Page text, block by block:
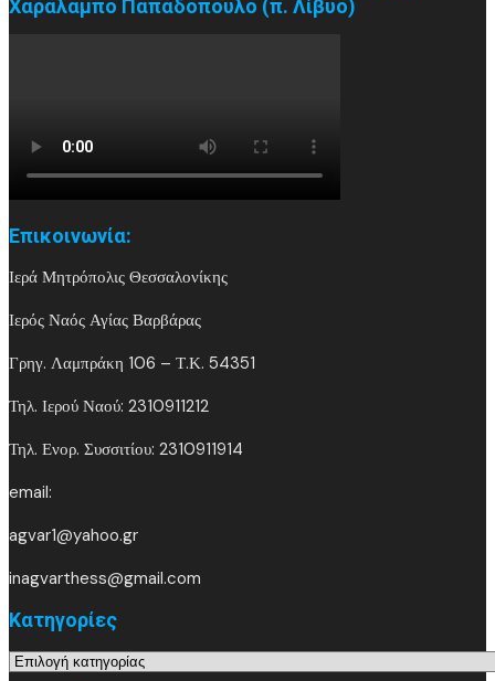
Χαράλαμπο Παπαδόπουλο (π. Λίβυο)
Επικοινωνία:
Ιερά Μητρόπολις Θεσσαλονίκης
Ιερός Ναός Αγίας Βαρβάρας
Γρηγ. Λαμπράκη 106 – Τ.Κ. 54351
Τηλ. Ιερού Ναού: 2310911212
Τηλ. Ενορ. Συσσιτίου: 2310911914
email:
agvar1@yahoo.gr
inagvarthess@gmail.com
Kατηγορίες
Kατηγορίες